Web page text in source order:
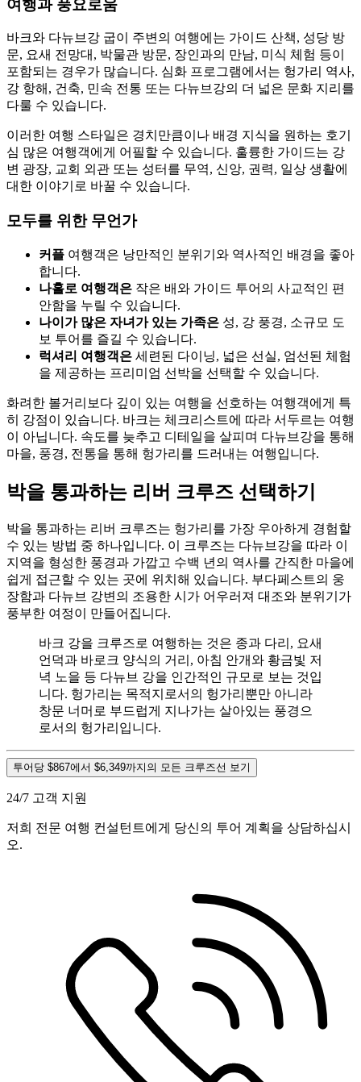
여행과 풍요로움
바크와 다뉴브강 굽이 주변의 여행에는 가이드 산책, 성당 방
문, 요새 전망대, 박물관 방문, 장인과의 만남, 미식 체험 등이
포함되는 경우가 많습니다. 심화 프로그램에서는 헝가리 역사,
강 항해, 건축, 민속 전통 또는 다뉴브강의 더 넓은 문화 지리를
다룰 수 있습니다.
이러한 여행 스타일은 경치만큼이나 배경 지식을 원하는 호기
심 많은 여행객에게 어필할 수 있습니다. 훌륭한 가이드는 강
변 광장, 교회 외관 또는 성터를 무역, 신앙, 권력, 일상 생활에
대한 이야기로 바꿀 수 있습니다.
모두를 위한 무언가
커플 여행객은 낭만적인 분위기와 역사적인 배경을 좋아
합니다.
나홀로 여행객은 작은 배와 가이드 투어의 사교적인 편
안함을 누릴 수 있습니다.
나이가 많은 자녀가 있는 가족은 성, 강 풍경, 소규모 도
보 투어를 즐길 수 있습니다.
럭셔리 여행객은 세련된 다이닝, 넓은 선실, 엄선된 체험
을 제공하는 프리미엄 선박을 선택할 수 있습니다.
화려한 볼거리보다 깊이 있는 여행을 선호하는 여행객에게 특
히 강점이 있습니다. 바크는 체크리스트에 따라 서두르는 여행
이 아닙니다. 속도를 늦추고 디테일을 살피며 다뉴브강을 통해
마을, 풍경, 전통을 통해 헝가리를 드러내는 여행입니다.
박을 통과하는 리버 크루즈 선택하기
박을 통과하는 리버 크루즈는 헝가리를 가장 우아하게 경험할
수 있는 방법 중 하나입니다. 이 크루즈는 다뉴브강을 따라 이
지역을 형성한 풍경과 가깝고 수백 년의 역사를 간직한 마을에
쉽게 접근할 수 있는 곳에 위치해 있습니다. 부다페스트의 웅
장함과 다뉴브 강변의 조용한 시가 어우러져 대조와 분위기가
풍부한 여정이 만들어집니다.
바크 강을 크루즈로 여행하는 것은 종과 다리, 요새
언덕과 바로크 양식의 거리, 아침 안개와 황금빛 저
녁 노을 등 다뉴브 강을 인간적인 규모로 보는 것입
니다. 헝가리는 목적지로서의 헝가리뿐만 아니라
창문 너머로 부드럽게 지나가는 살아있는 풍경으
로서의 헝가리입니다.
투어당 $867에서 $6,349까지의 모든 크루즈선 보기
24/7 고객 지원
저희 전문 여행 컨설턴트에게 당신의 투어 계획을 상담하십시
오.